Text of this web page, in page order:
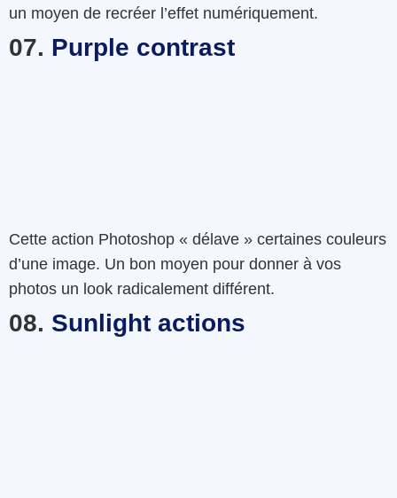
un moyen de recréer l’effet numériquement.
07. Purple contrast
Cette action Photoshop « délave » certaines couleurs
d’une image. Un bon moyen pour donner à vos
photos un look radicalement différent.
08. Sunlight actions